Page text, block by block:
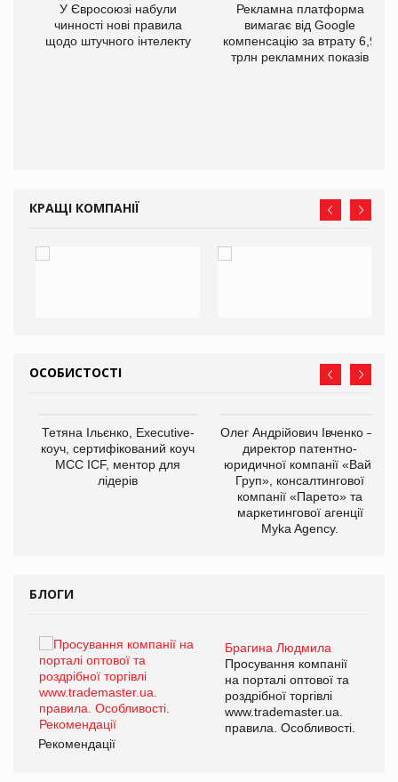
У Євросоюзі набули
чинності нові правила
щодо штучного інтелекту
Рекламна платформа
вимагає від Google
компенсацію за втрату 6,9
трлн рекламних показів
КРАЩІ КОМПАНІЇ
ОСОБИСТОСТІ
Тетяна Ільєнко, Executive-
коуч, сертифікований коуч
МСС ICF, ментор для
лідерів
Олег Андрійович Івченко —
директор патентно-
юридичної компанії «Вайз
Груп», консалтингової
компанії «Парето» та
маркетингової агенції
Myka Agency.
БЛОГИ
Брагина Людмила
Просування компанії
на порталі оптової та
роздрібної торгівлі
www.trademaster.ua.
правила. Особливості.
Рекомендації